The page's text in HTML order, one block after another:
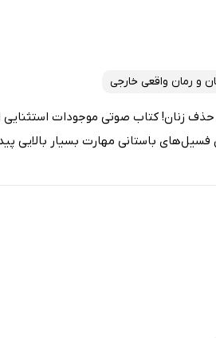
و رمان واقعی خارجی
زنان! کتاب صوتی موجودات استثنایی
باستانی مهارت بسیار بالایی